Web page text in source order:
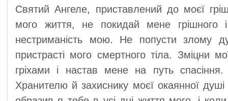
Святий Ангеле, приставлений до моєї
мого життя, не покидай мене грішного
нестриманість мою. Не попусти злому
пристрасті мого смертного тіла. Зміцни
гріхами і настав мене на путь
Хранителю й захиснику моєї окаянної